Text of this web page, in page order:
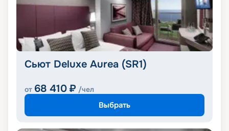
Сьют Deluxe Aurea (SR1)
от 68 410 ₽ /чел
Выбрать